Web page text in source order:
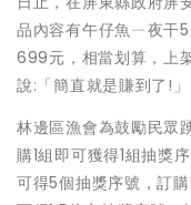
品內容有午仔魚ㄧ夜干
699元，相當划算，上
說:「簡直就是賺到了!」
林邊區漁會為鼓勵民眾
購1組即可獲得1組抽獎
可得5個抽獎序號，訂